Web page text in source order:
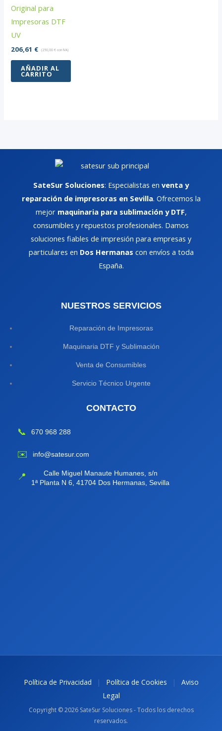
Original para
Impresoras DTF
UV
206,61 € (250,00€ con IVA)
AÑADIR AL
CARRITO
SateSur Soluciones: Especialistas en venta y
reparación de impresoras en Sevilla. Ofrecemos la
mejor maquinaria para sublimación y DTF,
consumibles y repuestos profesionales. Damos
soluciones fiables de impresión para empresas y
particulares en Dos Hermanas con envíos a toda
España.
NUESTROS SERVICIOS
Reparación de Impresoras
Maquinaria DTF y Sublimación
Venta de Consumibles
Servicio Técnico Urgente
CONTACTO
📞 670 968 288
✉️ info@satesur.com
📍
Calle Miguel Manaute Humanes, s/n
1ª Planta N 6, 41704 Dos Hermanas, Sevilla
Política de Privacidad | Política de Cookies |
Aviso
Legal
Copyright © 2026 SateSur Soluciones - Todos los derechos
reservados.